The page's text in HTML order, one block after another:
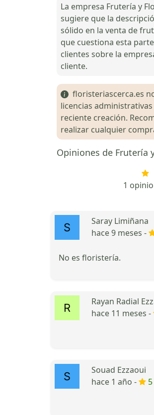
La empresa Frutería y
sugiere que la
sólido en la venta de
que cuestiona esta
clientes sobre la
cliente.
floristeriascerca.es
licencias
reciente creación.
realizar cualquier
Opiniones de Frutería
1
Saray Limiñana
hace 9 meses -
No es floristería.
Rayan Radial
hace 11 meses -
Souad Ezzaoui
hace 1 año -